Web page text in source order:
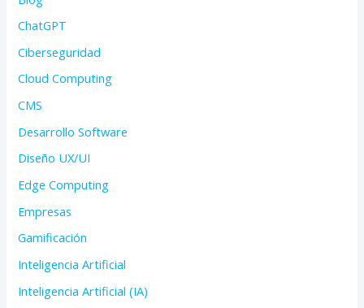
ChatGPT
Ciberseguridad
Cloud Computing
CMS
Desarrollo Software
Diseño UX/UI
Edge Computing
Empresas
Gamificación
Inteligencia Artificial
Inteligencia Artificial (IA)